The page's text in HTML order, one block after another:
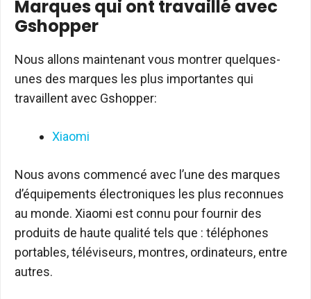
Marques qui ont travaillé avec
Gshopper
Nous allons maintenant vous montrer quelques-
unes des marques les plus importantes qui
travaillent avec Gshopper:
Xiaomi
Nous avons commencé avec l’une des marques
d’équipements électroniques les plus reconnues
au monde. Xiaomi est connu pour fournir des
produits de haute qualité tels que : téléphones
portables, téléviseurs, montres, ordinateurs, entre
autres.